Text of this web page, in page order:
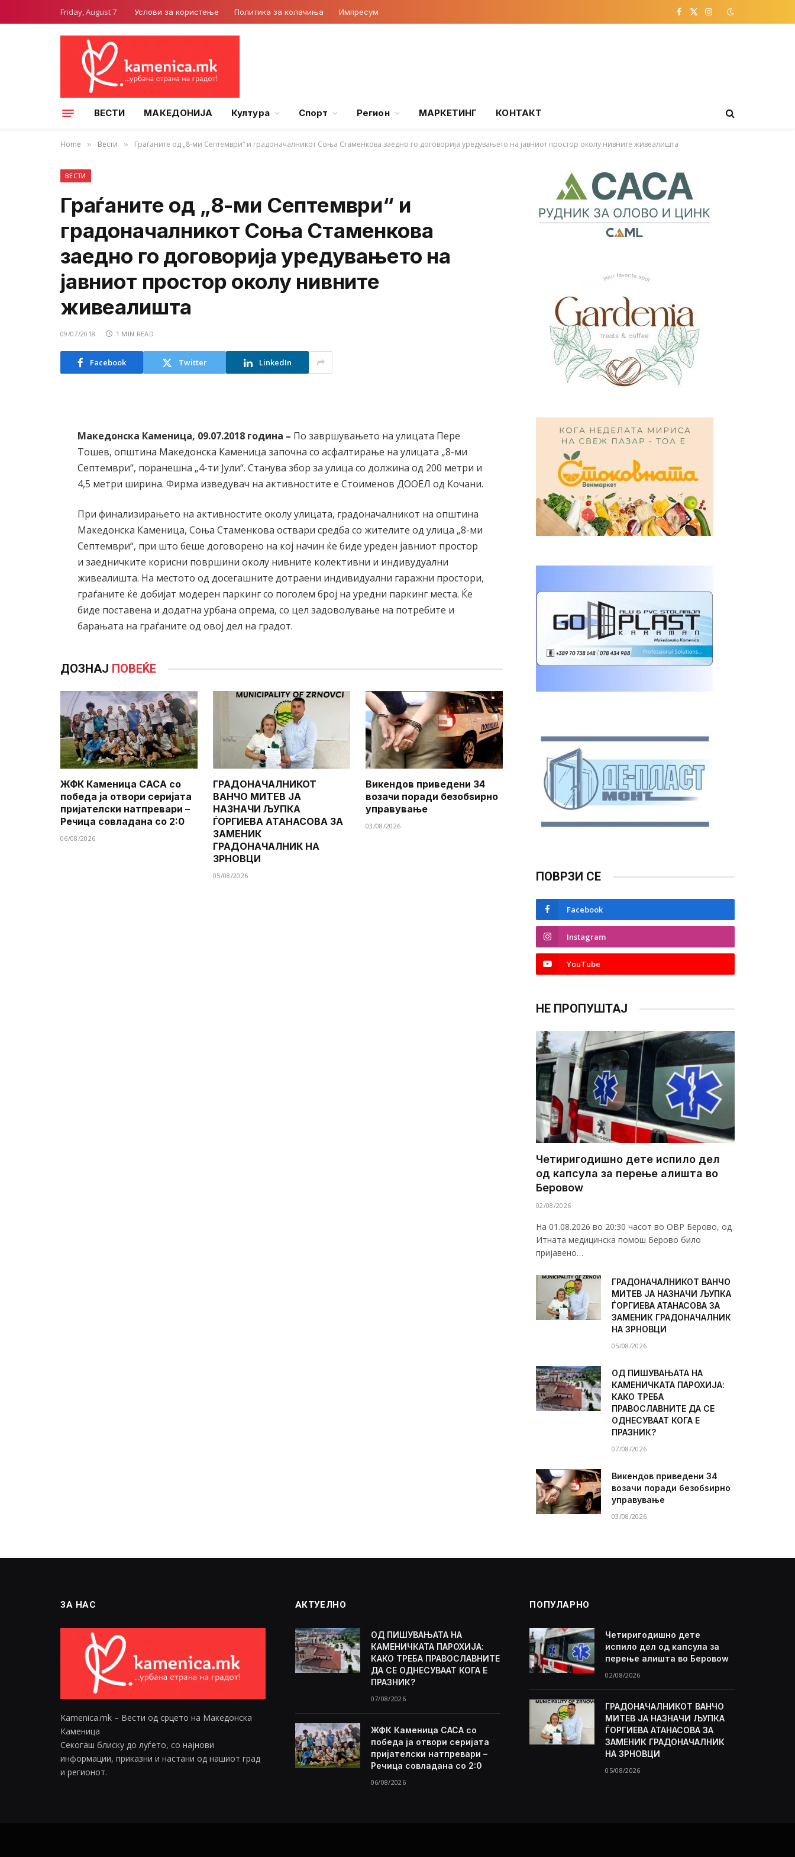
Friday, August 7 Услови за користење Политика за колачиња Импресум Facebook
X
Instagram
ВЕСТИ МАКЕДОНИЈА Култура Спорт Регион МАРКЕТИНГ КОНТАКТ
Home » Вести » Граѓаните од „8-ми Септември“ и градоначалникот Соња Стаменкова заедно го договорија уредувањето на јавниот простор околу нивните живеалишта
ВЕСТИ
Граѓаните од „8-ми Септември“ и
градоначалникот Соња Стаменкова
заедно го договорија уредувањето на
јавниот простор околу нивните
живеалишта
09/07/2018 1 MIN READ
Facebook Twitter LinkedIn
Македонска Каменица, 09.07.2018 година – По завршувањето на улицата Пере
Тошев, општина Македонска Каменица започна со асфалтирање на улицата „8-ми
Септември“, поранешна „4-ти Јули“. Станува збор за улица со должина од 200 метри и
4,5 метри ширина. Фирма изведувач на активностите е Стоименов ДООЕЛ од Кочани.
При финализирањето на активностите околу улицата, градоначалникот на општина
Македонска Каменица, Соња Стаменкова оствари средба со жителите од улица „8-ми
Септември“, при што беше договорено на кој начин ќе биде уреден јавниот простор
и заедничките корисни површини околу нивните колективни и индивудуални
живеалишта. На местото од досегашните дотраени индивидуални гаражни простори,
граѓаните ќе добијат модерен паркинг со поголем број на уредни паркинг места. Ќе
биде поставена и додатна урбана опрема, со цел задоволување на потребите и
барањата на граѓаните од овој дел на градот.
ДОЗНАЈ ПОВЕЌЕ
ЖФК Каменица САСА со
победа ја отвори серијата
пријателски натпревари –
Речица совладана со 2:0
06/08/2026
ГРАДОНАЧАЛНИКОТ
ВАНЧО МИТЕВ ЈА
НАЗНАЧИ ЉУПКА
ЃОРГИЕВА АТАНАСОВА ЗА
ЗАМЕНИК
ГРАДОНАЧАЛНИК НА
ЗРНОВЦИ
05/08/2026
Викендов приведени 34
возачи поради безобѕирно
управување
03/08/2026
ПОВРЗИ СЕ
Facebook
Instagram
YouTube
НЕ ПРОПУШТАЈ
Четиригодишно дете испило дел
од капсула за перење алишта во
Беровоw
02/08/2026
На 01.08.2026 во 20:30 часот во ОВР Берово, од
Итната медицинска помош Берово било
пријавено…
ГРАДОНАЧАЛНИКОТ ВАНЧО
МИТЕВ ЈА НАЗНАЧИ ЉУПКА
ЃОРГИЕВА АТАНАСОВА ЗА
ЗАМЕНИК ГРАДОНАЧАЛНИК
НА ЗРНОВЦИ
05/08/2026
ОД ПИШУВАЊАТА НА
КАМЕНИЧКАТА ПАРОХИЈА:
КАКО ТРЕБА
ПРАВОСЛАВНИТЕ ДА СЕ
ОДНЕСУВААТ КОГА Е
ПРАЗНИК?
07/08/2026
Викендов приведени 34
возачи поради безобѕирно
управување
03/08/2026
ЗА НАС
Kamenica.mk – Вести од срцето на Македонска
Каменица
Секогаш блиску до луѓето, со најнови
информации, приказни и настани од нашиот град
и регионот.
АКТУЕЛНО
ОД ПИШУВАЊАТА НА
КАМЕНИЧКАТА ПАРОХИЈА:
КАКО ТРЕБА ПРАВОСЛАВНИТЕ
ДА СЕ ОДНЕСУВААТ КОГА Е
ПРАЗНИК?
07/08/2026
ЖФК Каменица САСА со
победа ја отвори серијата
пријателски натпревари –
Речица совладана со 2:0
06/08/2026
ПОПУЛАРНО
Четиригодишно дете
испило дел од капсула за
перење алишта во Беровоw
02/08/2026
ГРАДОНАЧАЛНИКОТ ВАНЧО
МИТЕВ ЈА НАЗНАЧИ ЉУПКА
ЃОРГИЕВА АТАНАСОВА ЗА
ЗАМЕНИК ГРАДОНАЧАЛНИК
НА ЗРНОВЦИ
05/08/2026